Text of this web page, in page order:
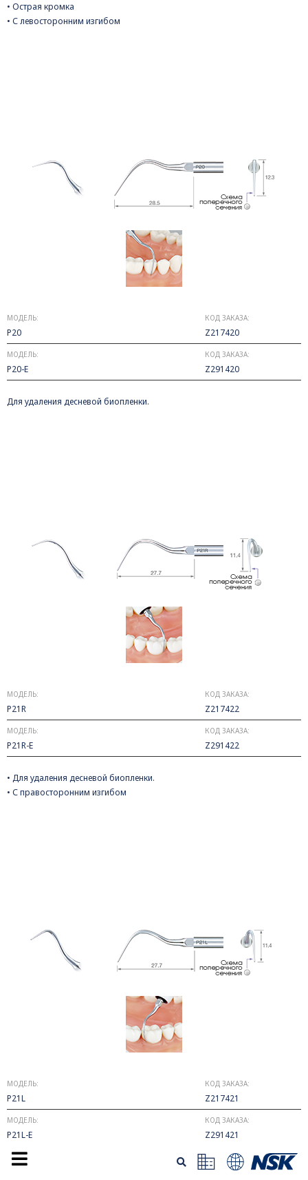
• Острая кромка
• С левосторонним изгибом
МОДЕЛЬ:
P20
КОД ЗАКАЗА:
Z217420
МОДЕЛЬ:
P20-E
КОД ЗАКАЗА:
Z291420
Для удаления десневой биопленки.
МОДЕЛЬ:
P21R
КОД ЗАКАЗА:
Z217422
МОДЕЛЬ:
P21R-E
КОД ЗАКАЗА:
Z291422
• Для удаления десневой биопленки.
• С правосторонним изгибом
МОДЕЛЬ:
P21L
КОД ЗАКАЗА:
Z217421
МОДЕЛЬ:
P21L-E
КОД ЗАКАЗА:
Z291421
• Для удаления десневой биопленки.